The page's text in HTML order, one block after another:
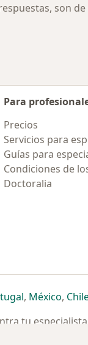
son
Para
Precios
Servicios para
Guías para
Condiciones de
Doctoralia
nueva pestaña
en una nueva
se abre en
, Méxicose
,
tu